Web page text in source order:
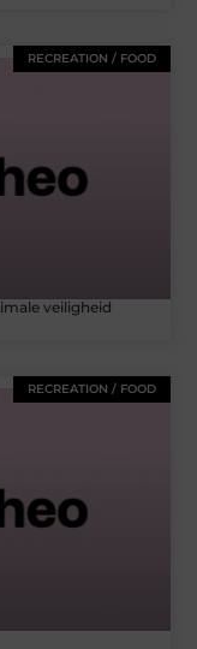
RECREATION / FOOD
veiligheid
RECREATION / FOOD